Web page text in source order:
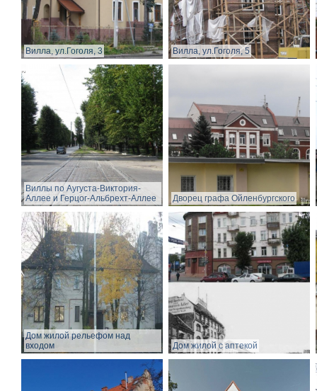
Вилла, ул.Гоголя, 3 Вилла, ул.Гоголя, 5
Виллы по Аугуста-Виктория-
Аллее и Герцог-Альбрехт-Аллее
Дворец графа Ойленбургского
Дом жилой рельефом над
входом
Дом жилой с аптекой